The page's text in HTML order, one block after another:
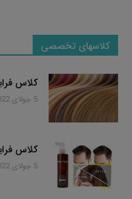
کلاسهای تخصصی
کلاس
5 جولای 2022
کلاس
5 جولای 2022